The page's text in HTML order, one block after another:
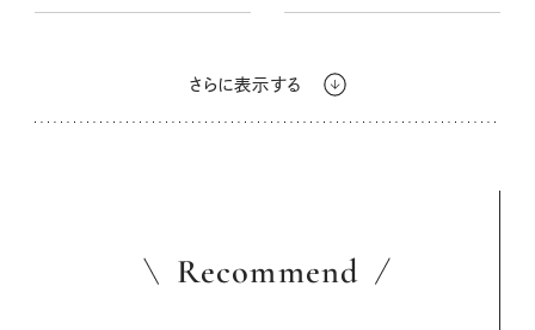
さらに表示する
Recommend